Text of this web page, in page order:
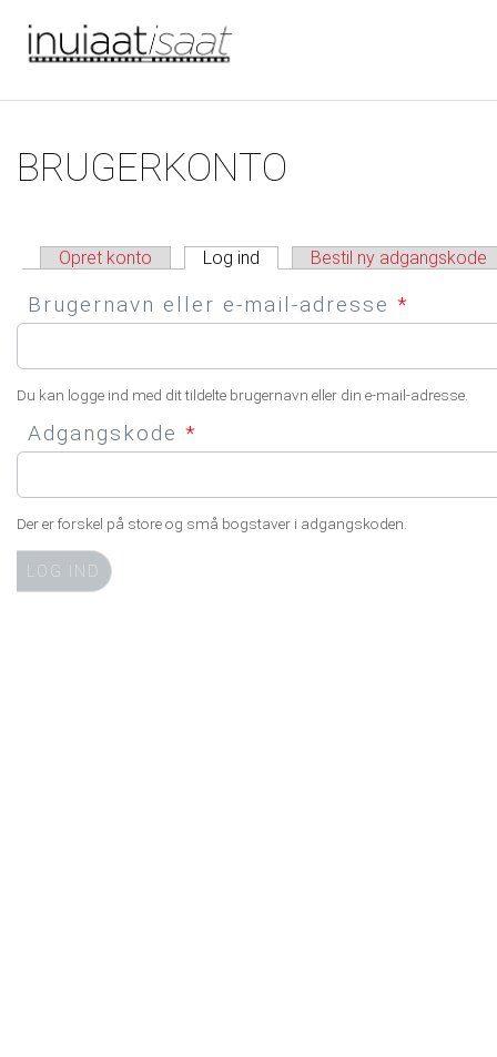
Du er her
BRUGERKONTO
Primære faneblade
Opret konto Log ind (aktiv fane)Bestil ny adgangskode
Brugernavn eller e-mail-adresse *
Du kan logge ind med dit tildelte brugernavn eller din e-mail-adresse.
Adgangskode *
Der er forskel på store og små bogstaver i adgangskoden.